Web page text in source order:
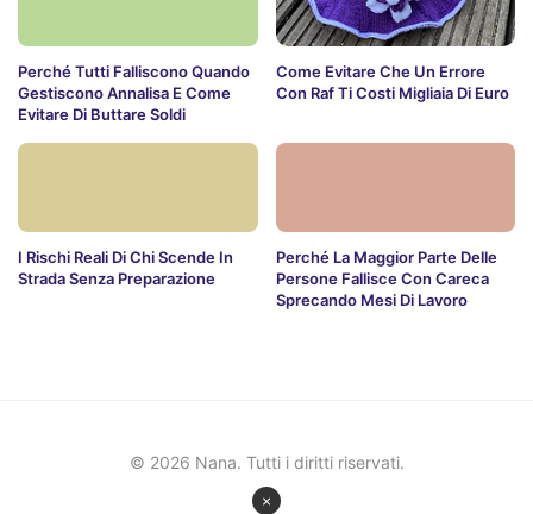
Perché Tutti Falliscono Quando
Gestiscono Annalisa E Come
Evitare Di Buttare Soldi
Come Evitare Che Un Errore
Con Raf Ti Costi Migliaia Di Euro
I Rischi Reali Di Chi Scende In
Strada Senza Preparazione
Perché La Maggior Parte Delle
Persone Fallisce Con Careca
Sprecando Mesi Di Lavoro
×
© 2026 Nana. Tutti i diritti riservati.